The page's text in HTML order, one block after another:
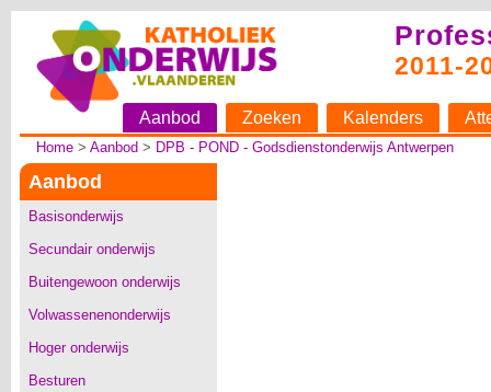
2011-
Aanbod Zoeken Kalenders
Home> Aanbod > DPB - POND - Godsdienstonderwijs Antwerpen
Aanbod
Basisonderwijs
Secundair onderwijs
Buitengewoon onderwijs
Volwassenenonderwijs
Hoger onderwijs
Besturen